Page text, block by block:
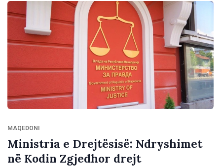
MAQEDONI
Ministria e Drejtësisë: Ndryshimet
në Kodin Zgjedhor drejt